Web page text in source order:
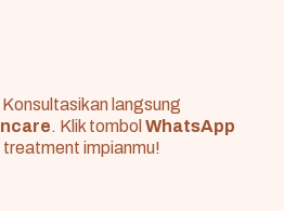
langsung
. Klik tombol WhatsApp
impianmu!